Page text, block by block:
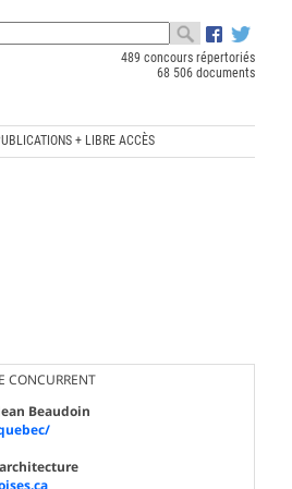
489 concours répertoriés
68 506 documents
+ LIBRE ACCÈS
CONCURRENT
Beaudoin